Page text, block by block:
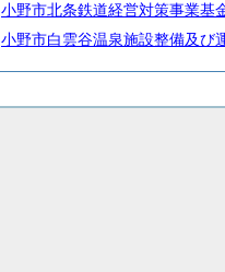
小野市北条鉄道経営対策事業基
小野市白雲谷温泉施設整備及び